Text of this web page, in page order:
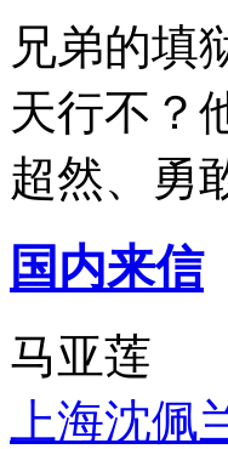
兄弟的填
天行不？
超然、勇
国内来信
马亚莲
上海沈